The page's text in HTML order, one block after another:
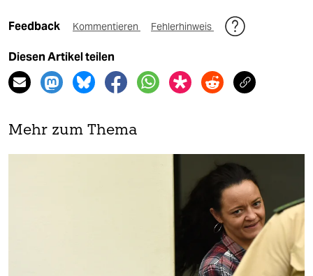
Feedback Kommentieren Fehlerhinweis
Diesen Artikel teilen
Mehr zum Thema